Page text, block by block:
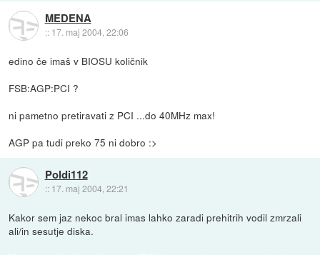
MEDENA
:: 17. maj 2004, 22:06
edino če imaš v BIOSU količnik
FSB:AGP:PCI ?
ni pametno pretiravati z PCI ...do 40MHz max!
AGP pa tudi preko 75 ni dobro :>
Poldi112
:: 17. maj 2004, 22:21
Kakor sem jaz nekoc bral imas lahko zaradi prehitrih vodil zmrzali
ali/in sesutje diska.